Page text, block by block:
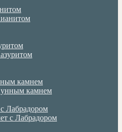
камнем
камнем
Лабрадором
с Лабрадором